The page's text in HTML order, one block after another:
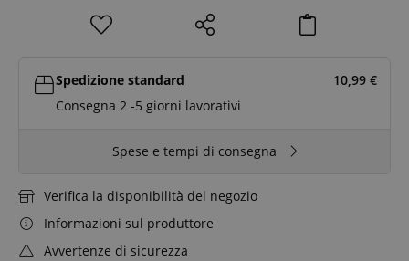
Spedizione standard 10,99 €
Consegna 2 -5 giorni lavorativi
Spese e tempi di consegna
Verifica la disponibilità del negozio
Informazioni sul produttore
Avvertenze di sicurezza